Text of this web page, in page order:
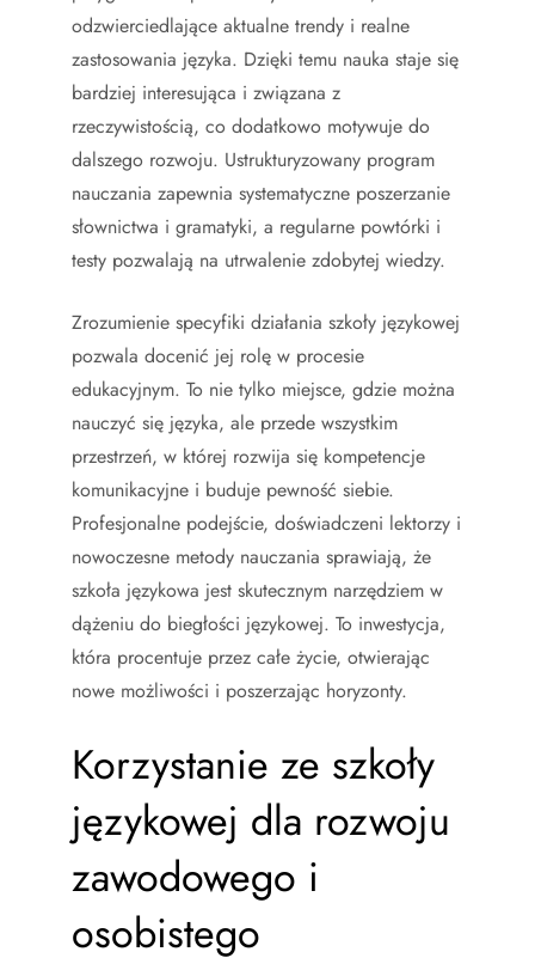
odzwierciedlające aktualne trendy i realne
zastosowania języka. Dzięki temu nauka staje się
bardziej interesująca i związana z
rzeczywistością, co dodatkowo motywuje do
dalszego rozwoju. Ustrukturyzowany program
nauczania zapewnia systematyczne poszerzanie
słownictwa i gramatyki, a regularne powtórki i
testy pozwalają na utrwalenie zdobytej wiedzy.
Zrozumienie specyfiki działania szkoły językowej
pozwala docenić jej rolę w procesie
edukacyjnym. To nie tylko miejsce, gdzie można
nauczyć się języka, ale przede wszystkim
przestrzeń, w której rozwija się kompetencje
komunikacyjne i buduje pewność siebie.
Profesjonalne podejście, doświadczeni lektorzy i
nowoczesne metody nauczania sprawiają, że
szkoła językowa jest skutecznym narzędziem w
dążeniu do biegłości językowej. To inwestycja,
która procentuje przez całe życie, otwierając
nowe możliwości i poszerzając horyzonty.
Korzystanie ze szkoły
językowej dla rozwoju
zawodowego i
osobistego